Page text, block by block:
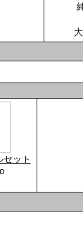
ット